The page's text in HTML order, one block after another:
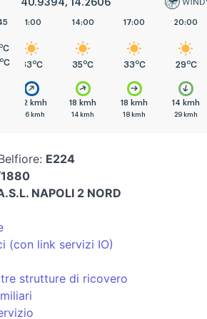
40.9394, 14.2606
oC
oC
11:00
33 oC
7.2 kmh
3.6 kmh
14:00
35 oC
18 kmh
14 kmh
17:00
33 oC
18 kmh
18 kmh
20:00
29oC
14 kmh
29 kmh
E224
NAPOLI 2 NORD
(con link servizi IO)
strutture di ricovero